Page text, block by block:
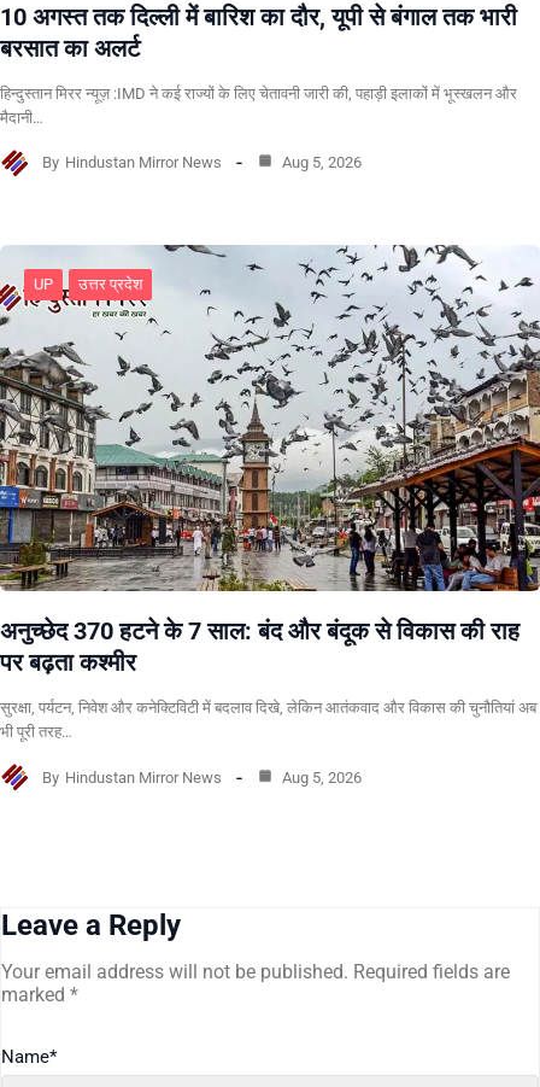
10 अगस्त तक दिल्ली में बारिश का दौर, यूपी से बंगाल तक भारी
बरसात का अलर्ट
हिन्दुस्तान मिरर न्यूज़ :IMD ने कई राज्यों के लिए चेतावनी जारी की, पहाड़ी इलाकों में भूस्खलन और
मैदानी…
By Hindustan Mirror News Aug 5, 2026
UP उत्तर प्रदेश
अनुच्छेद 370 हटने के 7 साल: बंद और बंदूक से विकास की राह
पर बढ़ता कश्मीर
सुरक्षा, पर्यटन, निवेश और कनेक्टिविटी में बदलाव दिखे, लेकिन आतंकवाद और विकास की चुनौतियां अब
भी पूरी तरह…
By Hindustan Mirror News Aug 5, 2026
Leave a Reply
Your email address will not be published. Required fields are
marked *
Name*